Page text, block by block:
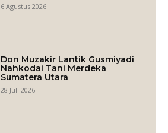
6 Agustus 2026
Don Muzakir Lantik Gusmiyadi
Nahkodai Tani Merdeka
Sumatera Utara
28 Juli 2026